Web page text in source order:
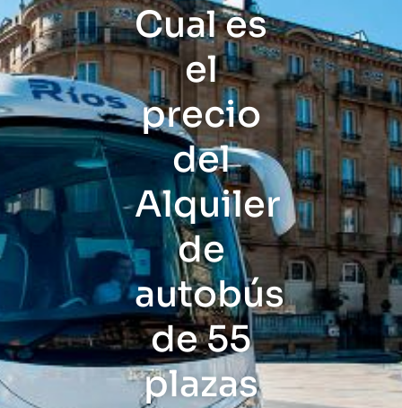
Cual es
el
precio
del
Alquiler
de
autobús
de 55
plazas